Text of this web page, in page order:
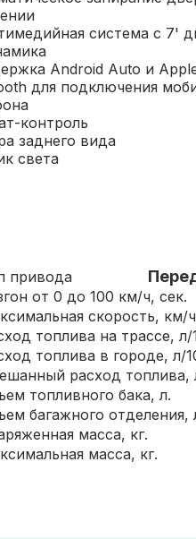
система с 7'
Android Auto и
для подключения
контроль
заднего вида
света
привода
от 0 до 100 км/ч, сек.
Максимальная скорость,
топлива на трассе, л/
топлива в городе, л/
расход топлива,
Объем топливного бака, л.
Снаряженная масса, кг.
Максимальная масса, кг.